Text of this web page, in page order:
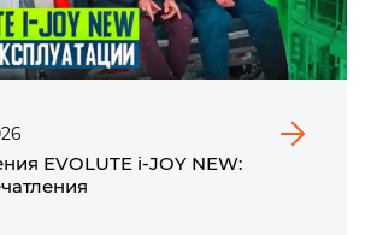
EVOLUTE i‑JOY NEW: